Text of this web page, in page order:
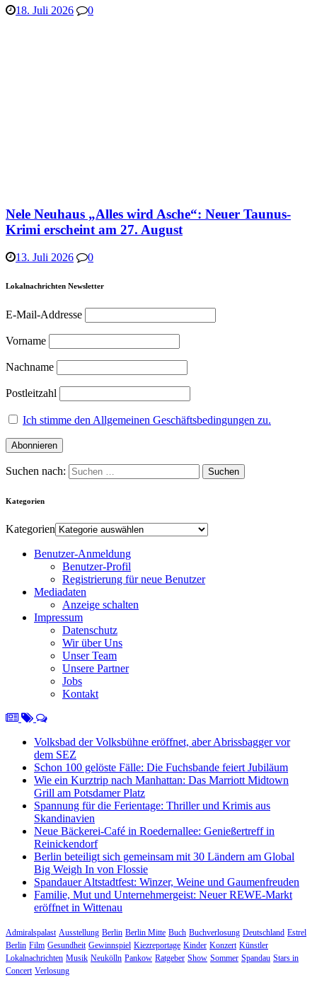
18. Juli 2026 0
Nele Neuhaus „Alles wird Asche“: Neuer Taunus-
Krimi erscheint am 27. August
13. Juli 2026 0
Lokalnachrichten Newsletter
E-Mail-Addresse
Vorname
Nachname
Postleitzahl
Ich stimme den Allgemeinen Geschäftsbedingungen zu.
Suchen nach:
Kategorien
Kategorien
Benutzer-Anmeldung
Benutzer-Profil
Registrierung für neue Benutzer
Mediadaten
Anzeige schalten
Impressum
Datenschutz
Wir über Uns
Unser Team
Unsere Partner
Jobs
Kontakt
Volksbad der Volksbühne eröffnet, aber Abrissbagger vor
dem SEZ
Schon 100 gelöste Fälle: Die Fuchsbande feiert Jubiläum
Wie ein Kurztrip nach Manhattan: Das Marriott Midtown
Grill am Potsdamer Platz
Spannung für die Ferientage: Thriller und Krimis aus
Skandinavien
Neue Bäckerei-Café in Roedernallee: Genießertreff in
Reinickendorf
Berlin beteiligt sich gemeinsam mit 30 Ländern am Global
Big Weigh In von Flossie
Spandauer Altstadtfest: Winzer, Weine und Gaumenfreuden
Familie, Mut und Unternehmergeist: Neuer REWE-Markt
eröffnet in Wittenau
Admiralspalast Ausstellung Berlin Berlin Mitte Buch Buchverlosung Deutschland Estrel
Berlin Film Gesundheit Gewinnspiel Kiezreportage Kinder Konzert Künstler
Lokalnachrichten Musik Neukölln Pankow Ratgeber Show Sommer Spandau Stars in
Concert Verlosung